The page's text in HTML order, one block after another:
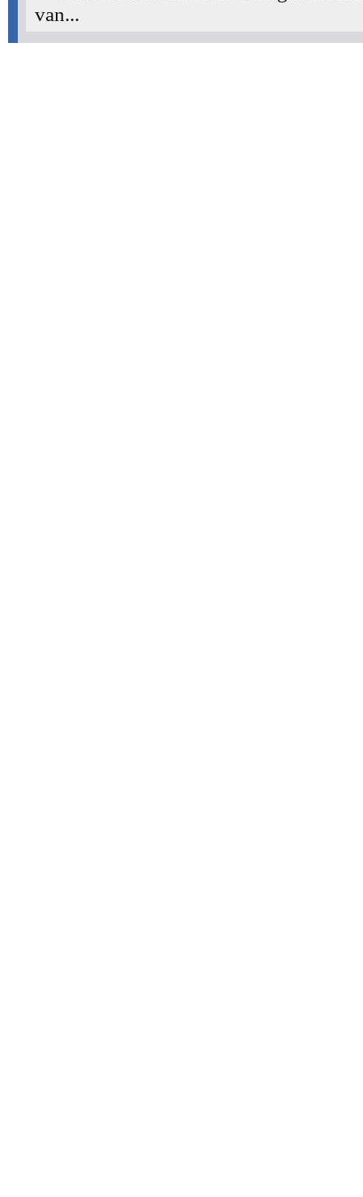
van...